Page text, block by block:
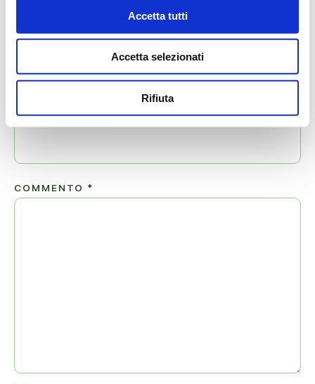
Accetta tutti
Accetta selezionati
Rifiuta
COMMENTO *